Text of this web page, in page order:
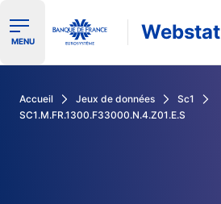
Ouvrir le menu de navigation
MENU Webstat
Accueil Jeux de données
Sc1
SC1.M.FR.1300.F33000.N.4.Z01.E.S